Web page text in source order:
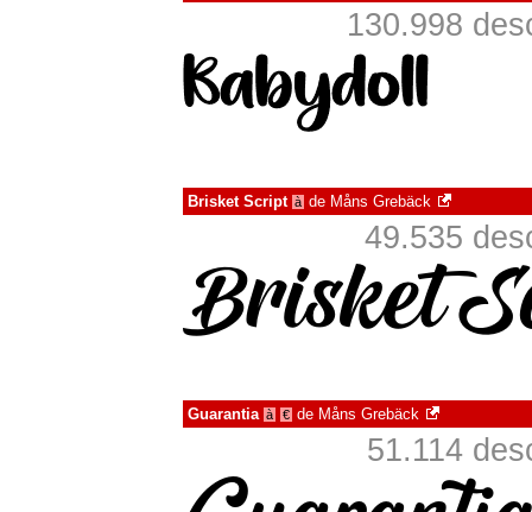
130.998
Brisket Script à de Måns Grebäck
49.535
Guarantia à € de Måns Grebäck
51.114